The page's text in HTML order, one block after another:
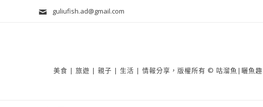
guliufish.ad@gmail.com
美食 | 旅遊 | 親子 | 生活 | 情報分享，版權所有 © 咕溜魚|曬魚趣